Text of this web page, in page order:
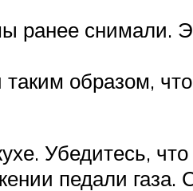
ранее снимали.
образом,
Убедитесь, что
педали